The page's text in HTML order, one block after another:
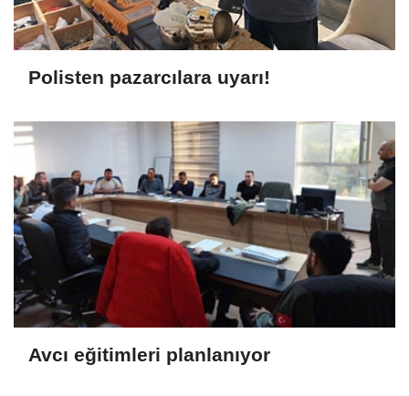
Polisten pazarcılara uyarı!
Avcı eğitimleri planlanıyor